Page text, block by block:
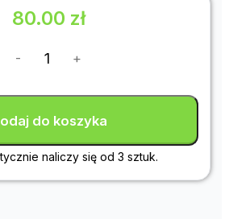
80.00 zł
- +
do koszyka
naliczy się od 3 sztuk.